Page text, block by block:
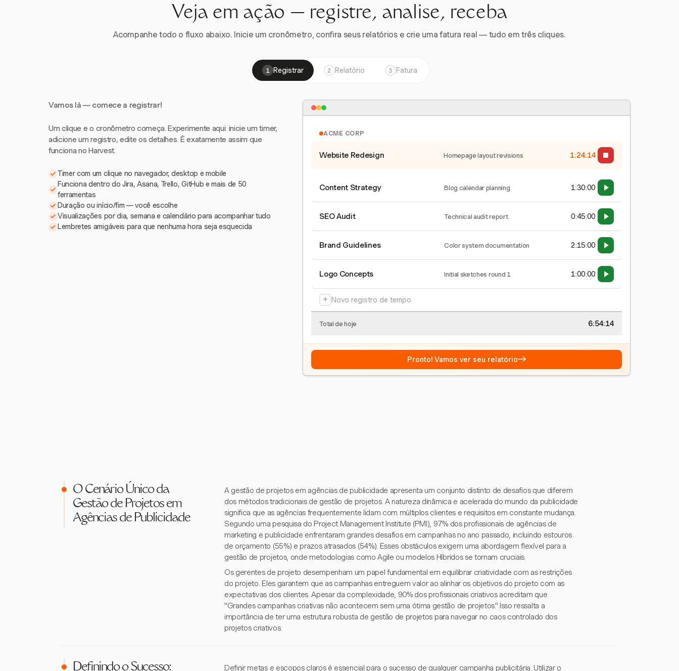
Veja em ação — registre, analise, receba
Acompanhe todo o fluxo abaixo. Inicie um cronômetro, confira seus relatórios e crie uma fatura real — tudo em três cliques.
1 Registrar 2 Relatório 3 Fatura
Vamos lá — comece a registrar!
Um clique e o cronômetro começa. Experimente aqui: inicie um timer,
adicione um registro, edite os detalhes. É exatamente assim que
funciona no Harvest.
Timer com um clique no navegador, desktop e mobile
Funciona dentro do Jira, Asana, Trello, GitHub e mais de 50
ferramentas
Duração ou início/fim — você escolhe
Visualizações por dia, semana e calendário para acompanhar tudo
Lembretes amigáveis para que nenhuma hora seja esquecida
ACME CORP
Website Redesign Homepage layout revisions 1:24:15
Content Strategy Blog calendar planning 1:30:00
SEO Audit Technical audit report 0:45:00
Brand Guidelines Color system documentation 2:15:00
Logo Concepts Initial sketches round 1 1:00:00
+ Novo registro de tempo
Total de hoje 6:54:15
Pronto! Vamos ver seu relatório→
O Cenário Único da
Gestão de Projetos em
Agências de Publicidade
A gestão de projetos em agências de publicidade apresenta um conjunto distinto de desafios que diferem
dos métodos tradicionais de gestão de projetos. A natureza dinâmica e acelerada do mundo da publicidade
significa que as agências frequentemente lidam com múltiplos clientes e requisitos em constante mudança.
Segundo uma pesquisa do Project Management Institute (PMI), 97% dos profissionais de agências de
marketing e publicidade enfrentaram grandes desafios em campanhas no ano passado, incluindo estouros
de orçamento (55%) e prazos atrasados (54%). Esses obstáculos exigem uma abordagem flexível para a
gestão de projetos, onde metodologias como Agile ou modelos Híbridos se tornam cruciais.
Os gerentes de projeto desempenham um papel fundamental em equilibrar criatividade com as restrições
do projeto. Eles garantem que as campanhas entreguem valor ao alinhar os objetivos do projeto com as
expectativas dos clientes. Apesar da complexidade, 90% dos profissionais criativos acreditam que
"Grandes campanhas criativas não acontecem sem uma ótima gestão de projetos." Isso ressalta a
importância de ter uma estrutura robusta de gestão de projetos para navegar no caos controlado dos
projetos criativos.
Definindo o Sucesso:
Definir metas e escopos claros é essencial para o sucesso de qualquer campanha publicitária. Utilizar o